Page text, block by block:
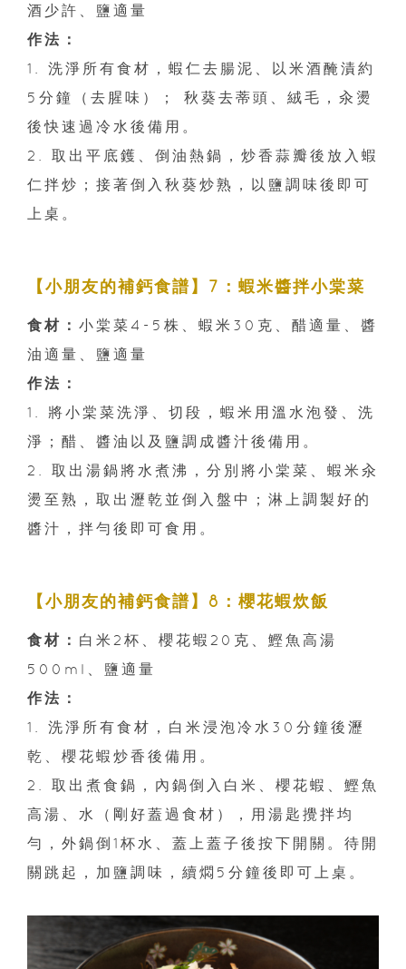
酒少許、鹽適量
作法：
1. 洗淨所有食材，蝦仁去腸泥、以米酒醃漬約
5分鐘（去腥味）； 秋葵去蒂頭、絨毛，汆燙
後快速過冷水後備用。
2. 取出平底鑊、倒油熱鍋，炒香蒜瓣後放入蝦
仁拌炒；接著倒入秋葵炒熟，以鹽調味後即可
上桌。
【小朋友的補鈣食譜】7：蝦米醬拌小棠菜
食材： 小棠菜4-5株、蝦米30克、醋適量、醬
油適量、鹽適量
作法：
1. 將小棠菜洗淨、切段，蝦米用溫水泡發、洗
淨；醋、醬油以及鹽調成醬汁後備用。
2. 取出湯鍋將水煮沸，分別將小棠菜、蝦米汆
燙至熟，取出瀝乾並倒入盤中；淋上調製好的
醬汁，拌勻後即可食用。
【小朋友的補鈣食譜】8：櫻花蝦炊飯
食材： 白米2杯、櫻花蝦20克、鰹魚高湯
500ml、鹽適量
作法：
1. 洗淨所有食材，白米浸泡冷水30分鐘後瀝
乾、櫻花蝦炒香後備用。
2. 取出煮食鍋，內鍋倒入白米、櫻花蝦、鰹魚
高湯、水（剛好蓋過食材），用湯匙攪拌均
勻，外鍋倒1杯水、蓋上蓋子後按下開關。待開
關跳起，加鹽調味，續燜5分鐘後即可上桌。